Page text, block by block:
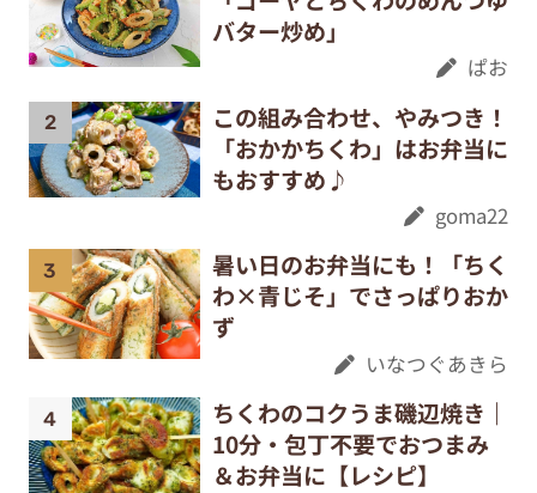
バター炒め」
ぱお
この組み合わせ、やみつき！
「おかかちくわ」はお弁当に
もおすすめ♪
goma22
暑い日のお弁当にも！「ちく
わ×青じそ」でさっぱりおか
ず
いなつぐあきら
ちくわのコクうま磯辺焼き｜
10分・包丁不要でおつまみ
＆お弁当に【レシピ】